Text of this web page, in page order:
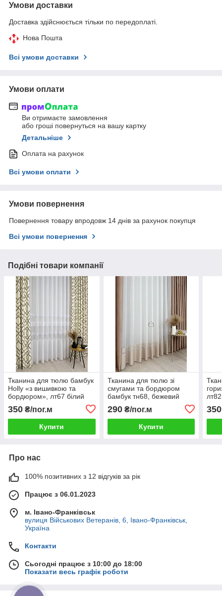
Умови доставки
Доставка здійснюється тільки по передоплаті.
Нова Пошта
Всі умови доставки
Умови оплати
Ви отримаєте замовлення
або гроші повернуться на вашу картку
Детальніше
Оплата на рахунок
Всі умови оплати
Умови повернення
Повернення товару впродовж 14 днів за рахунок покупця
Всі умови повернення
Подібні товари компанії
Тканина для тюлю бамбук
Holly «з вишивкою та
бордюром», лт67 білий
350 ₴/пог.м
Купити
Тканина для тюлю зі
смугами та бордюром
бамбук тн68, бежевий
290₴/пог.м
Купити
350
Про нас
100% позитивних з 12 відгуків за рік
Працює з 06.01.2023
м. Івано-Франківськ
вулиця Військових Ветеранів, 6, Івано-Франківськ,
Україна
Контакти
Сьогодні працює з 10:00 до 18:00
Показати весь графік роботи